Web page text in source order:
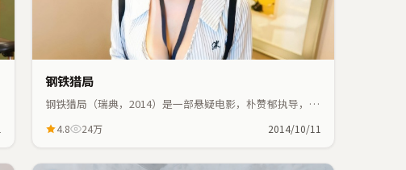
钢铁猎局
钢铁猎局（瑞典，2014）是一部悬疑电影，朴赞郁执导，佛
织，节奏紧凑。
4.8 24万 2014/10/11